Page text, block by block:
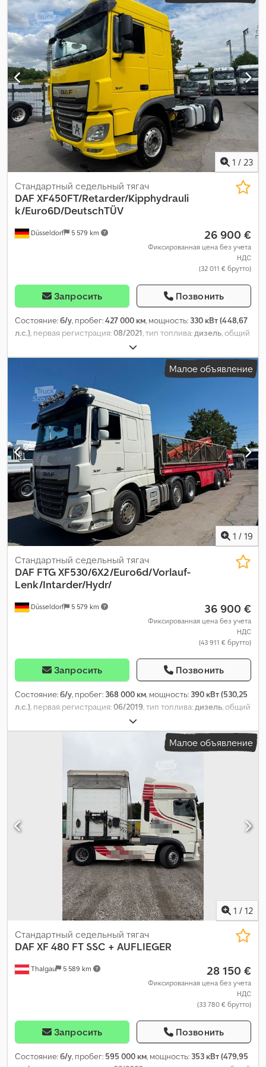
навигационная система, отопитель стояночный, сажевый
фильтр,
1 / 23
Düsseldorf 5 579 km
Стандартный седельный тягач
DAF XF450FT/Retarder/Kipphydrauli
k/Euro6D/DeutschTÜV
26 900 €
Фиксированная цена без учета
НДС
(32 011 € брутто)
Запросить Позвонить
Состояние:б/у, пробег:427 000 км, мощность: 330 кВт (448,67
л.с.), первая регистрация:08/2021, тип топлива:дизель, общий
, конфигурация осей:
цвет:жёлтый, тип передачи:автоматический, класс
ABS, кондиционер,
навигационная система, отопитель стояночный,
электронная программа стабилизации (ESP)
Малое объявление
1 / 19
Düsseldorf 5 579 km
Стандартный седельный тягач
DAF FTG XF530/6X2/Euro6d/Vorlauf-
Lenk/Intarder/Hydr/
36 900 €
Фиксированная цена без учета
НДС
(43 911 € брутто)
Запросить Позвонить
Состояние:б/у, пробег: 368 000 км, мощность: 390 кВт (530,25
л.с.), первая регистрация:06/2019, тип топлива:дизель, общий
, конфигурация осей:
цвет:белый, тип передачи:автоматический, класс выбросов:
ABS, кондиционер, навигационная
стабилизации (ESP),
Малое объявление
1 / 12
Thalgau 5 589 km
Стандартный седельный тягач
DAF XF 480 FT SSC + AUFLIEGER
28 150 €
Фиксированная цена без учета
НДС
(33 780 € брутто)
Запросить Позвонить
Состояние:б/у, пробег: 595 000 км, мощность: 353 кВт (479,95